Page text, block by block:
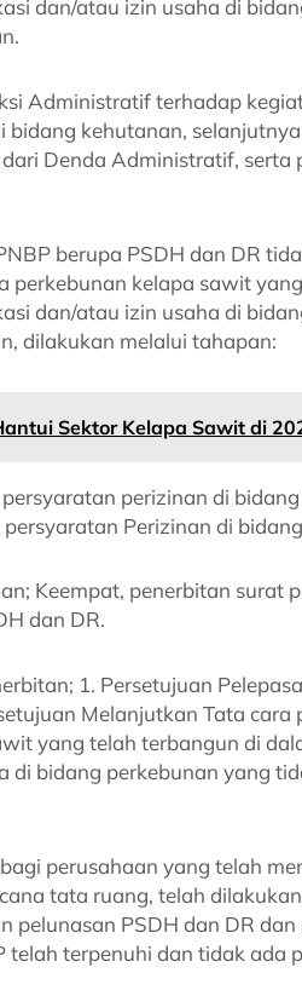
dan/atau izin usaha di
Administratif terhadap
kehutanan,
Denda Administratif, serta
berupa PSDH dan DR
perkebunan kelapa sawit
dan/atau izin usaha di
dilakukan melalui tahapan:
Sektor Kelapa Sawit di
perizinan di
Perizinan di
Keempat, penerbitan surat
dan DR.
1. Persetujuan
Melanjutkan Tata cara
yang telah terbangun di
di bidang perkebunan yang
perusahaan yang telah
tata ruang, telah
pelunasan PSDH dan DR dan
terpenuhi dan tidak ada